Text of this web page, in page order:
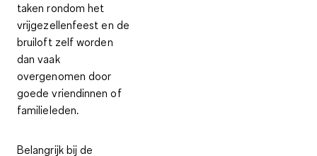
taken rondom het
vrijgezellenfeest en de
bruiloft zelf worden
dan vaak
overgenomen door
goede vriendinnen of
familieleden.
Belangrijk bij de